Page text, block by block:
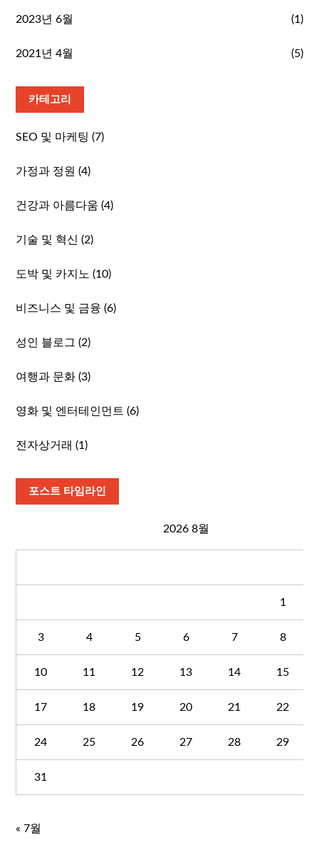
2023년 6월 (1)
2021년 4월 (5)
카테고리
SEO 및 마케팅 (7)
가정과 정원 (4)
건강과 아름다움 (4)
기술 및 혁신 (2)
도박 및 카지노 (10)
비즈니스 및 금융 (6)
성인 블로그 (2)
여행과 문화 (3)
영화 및 엔터테인먼트 (6)
전자상거래 (1)
포스트 타임라인
2026 8월
1
3 4 5 6 7 8
10 11 12 13 14 15
17 18 19 20 21 22
24 25 26 27 28 29
31
« 7월